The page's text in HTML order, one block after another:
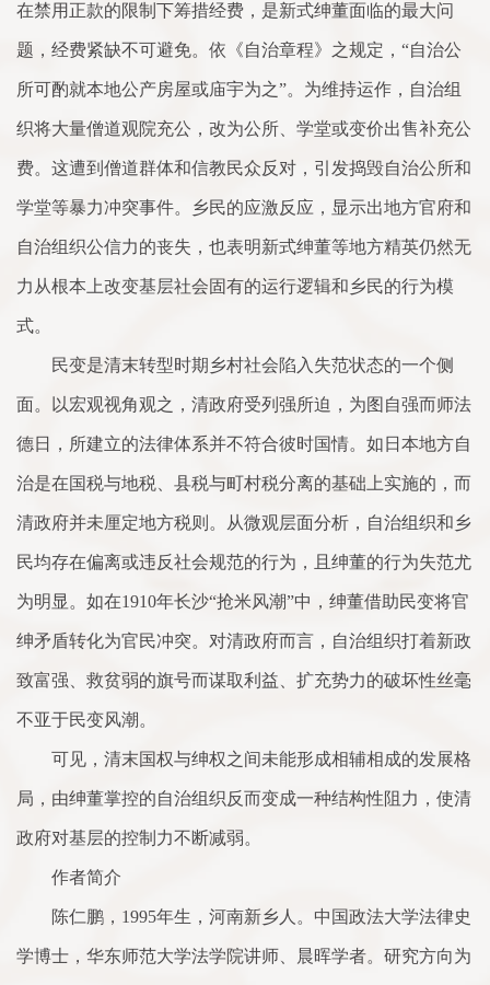
在禁用正款的限制下筹措经费，是新式绅董面临的最大问
题，经费紧缺不可避免。依《自治章程》之规定，“自治公
所可酌就本地公产房屋或庙宇为之”。为维持运作，自治组
织将大量僧道观院充公，改为公所、学堂或变价出售补充公
费。这遭到僧道群体和信教民众反对，引发捣毁自治公所和
学堂等暴力冲突事件。乡民的应激反应，显示出地方官府和
自治组织公信力的丧失，也表明新式绅董等地方精英仍然无
力从根本上改变基层社会固有的运行逻辑和乡民的行为模
式。
民变是清末转型时期乡村社会陷入失范状态的一个侧
面。以宏观视角观之，清政府受列强所迫，为图自强而师法
德日，所建立的法律体系并不符合彼时国情。如日本地方自
治是在国税与地税、县税与町村税分离的基础上实施的，而
清政府并未厘定地方税则。从微观层面分析，自治组织和乡
民均存在偏离或违反社会规范的行为，且绅董的行为失范尤
为明显。如在1910年长沙“抢米风潮”中，绅董借助民变将官
绅矛盾转化为官民冲突。对清政府而言，自治组织打着新政
致富强、救贫弱的旗号而谋取利益、扩充势力的破坏性丝毫
不亚于民变风潮。
可见，清末国权与绅权之间未能形成相辅相成的发展格
局，由绅董掌控的自治组织反而变成一种结构性阻力，使清
政府对基层的控制力不断减弱。
作者简介
陈仁鹏，1995年生，河南新乡人。中国政法大学法律史
学博士，华东师范大学法学院讲师、晨晖学者。研究方向为